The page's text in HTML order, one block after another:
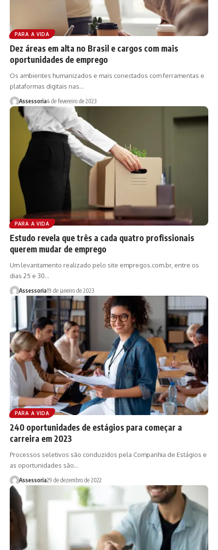
PARA A VIDA
Dez áreas em alta no Brasil e cargos com mais
oportunidades de emprego
Os ambientes humanizados e mais conectados com ferramentas e
plataformas digitais nas…
Assessoria4 de fevereiro de 2023
PARA A VIDA
Estudo revela que três a cada quatro profissionais
querem mudar de emprego
Um levantamento realizado pelo site empregos.com.br, entre os
dias 25 e 30…
Assessoria19 de janeiro de 2023
PARA A VIDA
240 oportunidades de estágios para começar a
carreira em 2023
Processos seletivos são conduzidos pela Companhia de Estágios e
as oportunidades são…
Assessoria29 de dezembro de 2022